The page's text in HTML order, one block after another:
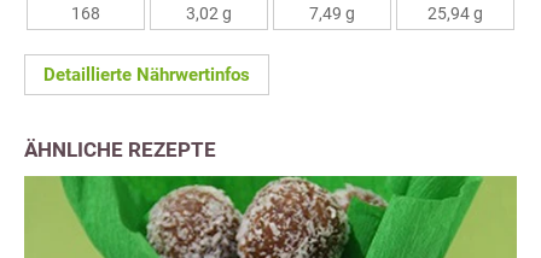
168
3,02 g
7,49 g
25,94 g
Detaillierte Nährwertinfos
ÄHNLICHE REZEPTE